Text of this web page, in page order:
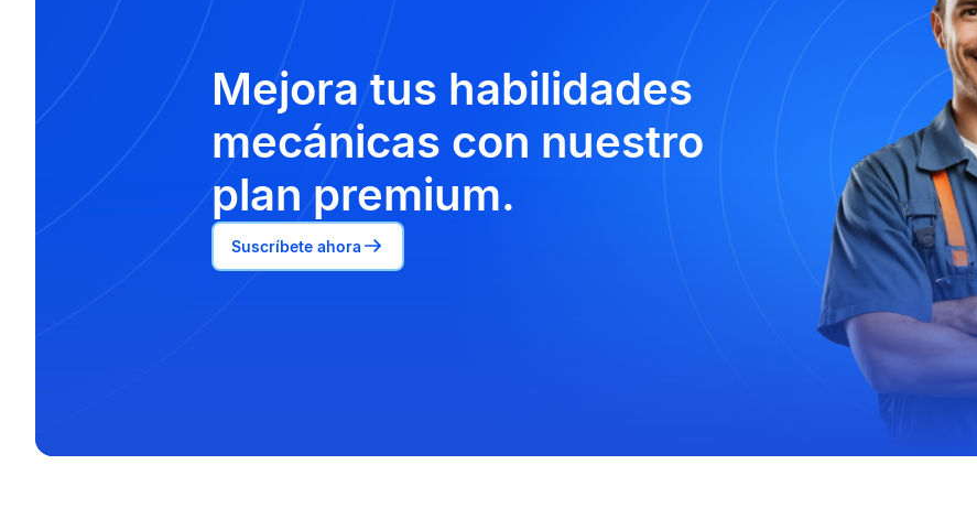
Mejora tus habilidades
mecánicas con nuestro
plan premium.
Suscríbete ahora